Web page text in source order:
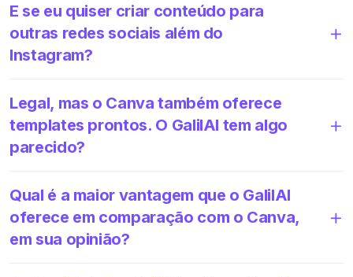
E se eu quiser criar conteúdo para
outras redes sociais além do
Instagram?
Legal, mas o Canva também oferece
templates prontos. O GalilAI tem algo
parecido?
Qual é a maior vantagem que o GalilAI
oferece em comparação com o Canva,
em sua opinião?